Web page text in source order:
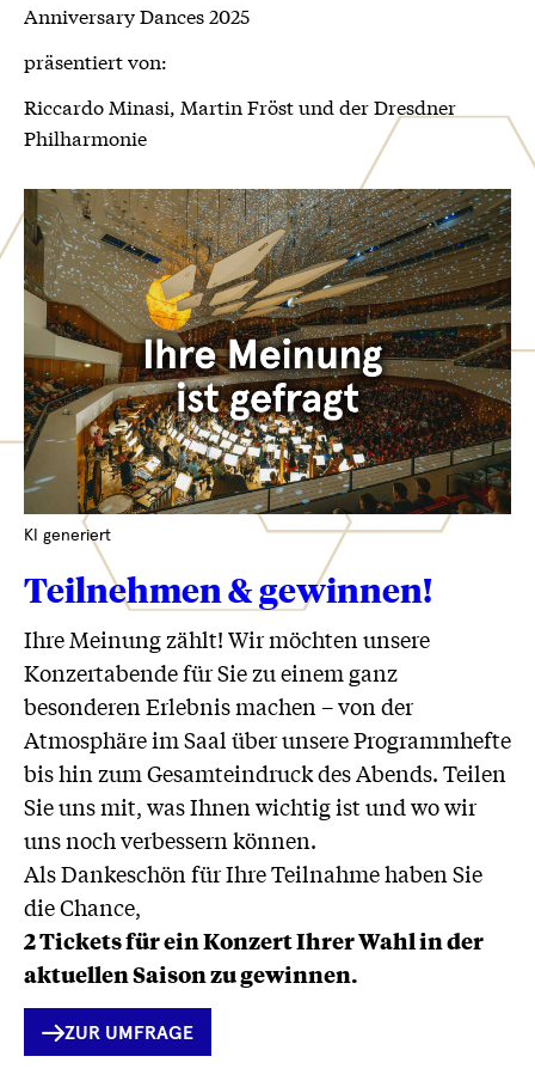
Anniversary Dances 2025
präsentiert von:
Riccardo Minasi, Martin Fröst und der Dresdner
Philharmonie
KI generiert
Teilnehmen & gewinnen!
Ihre Meinung zählt! Wir möchten unsere
Konzertabende für Sie zu einem ganz
besonderen Erlebnis machen – von der
Atmosphäre im Saal über unsere Programmhefte
bis hin zum Gesamt­eindruck des Abends. Teilen
Sie uns mit, was Ihnen wichtig ist und wo wir
uns noch verbessern können.
Als Dankeschön für Ihre Teilnahme haben Sie
die Chance,
2 Tickets für ein Konzert Ihrer Wahl in der
aktuellen Saison zu gewinnen.
INTERNER
LINK
ZUR UMFRAGE